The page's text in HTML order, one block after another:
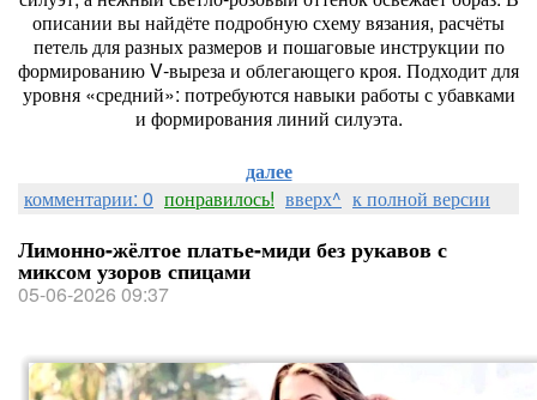
описании вы найдёте подробную схему вязания, расчёты
петель для разных размеров и пошаговые инструкции по
формированию V‑выреза и облегающего кроя. Подходит для
уровня «средний»: потребуются навыки работы с убавками
и формирования линий силуэта.
далее
комментарии: 0 понравилось! вверх^ к полной версии
Лимонно-жёлтое платье-миди без рукавов с
миксом узоров спицами
05-06-2026 09:37